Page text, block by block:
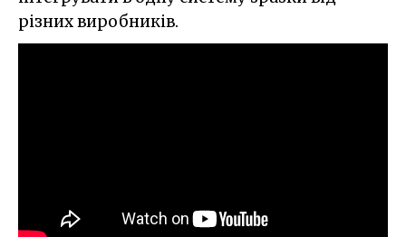
різних виробників.